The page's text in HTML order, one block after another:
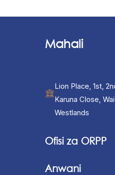
Mahali
Lion Place, 1st,
Karuna Close,
Westlands
Ofisi za ORPP
Anwani